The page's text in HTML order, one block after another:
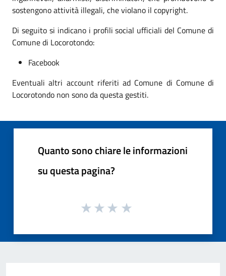
sostengono attività illegali, che violano il copyright.
Di seguito si indicano i profili social ufficiali del Comune di
Comune di Locorotondo:
Facebook
Eventuali altri account riferiti ad Comune di Comune di
Locorotondo non sono da questa gestiti.
Quanto sono chiare le informazioni
su questa pagina?